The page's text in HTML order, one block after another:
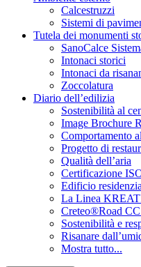
Calcestruzzi
Sistemi di
Tutela dei monumenti
SanoCalce
Intonaci storici
Intonaci da
Zoccolatura
Diario dell’edilizia
Sostenibilità al
Image Brochure
Comportamento
Progetto di
Qualità dell’aria
Certificazione
Edificio
La Linea
Creteo®Road
Sostenibilità e
Risanare
Mostra tutto...